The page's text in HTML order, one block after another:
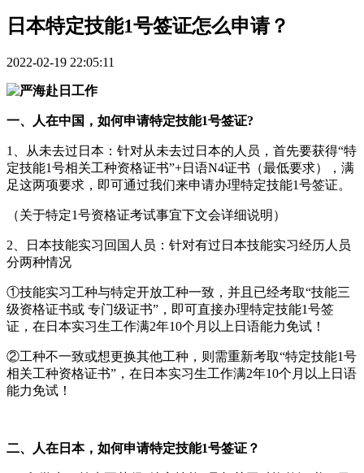
日本特定技能1号签证怎么申请？
2022-02-19 22:05:11
一、人在中国，如何申请特定技能1号签证?
1、从未去过日本：针对从未去过日本的人员，首先要获得“特
定技能1号相关工种资格证书”+日语N4证书（最低要求），满
足这两项要求，即可通过我们来申请办理特定技能1号签证。
（关于特定1号资格证考试事宜下文会详细说明）
2、日本技能实习回国人员：针对有过日本技能实习经历人员
分两种情况
①技能实习工种与特定开放工种一致，并且已经考取“技能三
级资格证书或 专门级证书”，即可直接办理特定技能1号签
证，在日本实习生工作满2年10个月以上日语能力免试！
②工种不一致或想更换其他工种，则需重新考取“特定技能1号
相关工种资格证书”，在日本实习生工作满2年10个月以上日语
能力免试！
二、人在日本，如何申请特定技能1号签证？